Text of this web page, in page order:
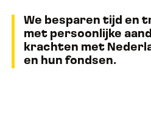
We besparen tijd en
met persoonlijke
krachten met
en hun fondsen.